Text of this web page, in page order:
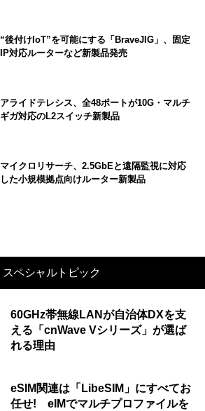
“後付けIoT”を可能にする「BraveJIG」、固定
IP対応ルーターなど新製品発売
アライドテレシス、全48ポートが10G・マルチ
ギガ対応のL2スイッチ新製品
マイクロリサーチ、2.5GbEと遠隔監視に対応
した小規模拠点向けルーター新製品
スペシャルトピック
60GHz帯無線LANが自治体DXを支
える「cnWave Vシリーズ」が選ば
れる理由
eSIM関連は「LibeSIM」にすべてお
任せ! eIMでマルチプロファイルを